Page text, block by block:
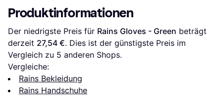
Produktinformationen
Der niedrigste Preis für Rains Gloves - Green beträgt
derzeit 27,54 €. Dies ist der günstigste Preis im
Vergleich zu 5 anderen Shops.
Vergleiche:
Rains Bekleidung
Rains Handschuhe